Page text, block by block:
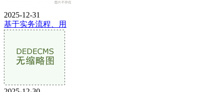
2025-12-31
基于实务流程、用